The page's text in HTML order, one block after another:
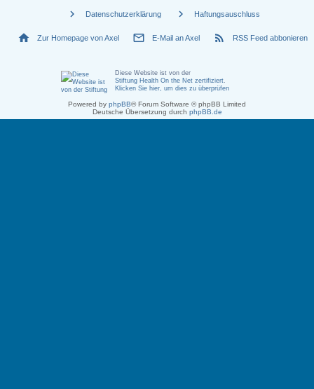
chevron_right Datenschutzerklärung chevron_right Haftungsauschluss
home Zur Homepage von Axel mail_outline E-Mail an Axel rss_feed RSS Feed abbonieren
Diese Website ist von der
Stiftung Health On the Net zertifiziert
Klicken Sie hier, um dies zu überprüfen
Powered by phpBB® Forum Software © phpBB Limited
Deutsche Übersetzung durch phpBB.de